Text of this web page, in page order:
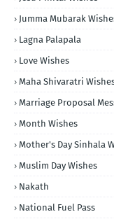
Jumma Mubarak
Lagna Palapala
Love Wishes
Maha Shivaratri
Marriage Proposal
Month Wishes
Mother's Day Sinhala
Muslim Day Wishes
Nakath
National Fuel Pass